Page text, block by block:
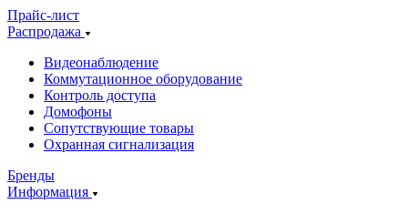
Прайс-лист
Распродажа
Видеонаблюдение
Коммутационное оборудование
Контроль доступа
Домофоны
Сопутствующие товары
Охранная сигнализация
Бренды
Информация